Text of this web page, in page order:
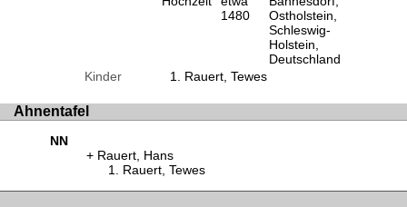
1480
Ostholstein,
Schleswig-
Holstein,
Deutschland
Kinder
Rauert, Tewes
Ahnentafel
NN
Rauert, Hans
Rauert, Tewes